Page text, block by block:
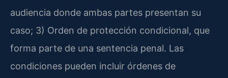
audiencia donde ambas partes presentan su
caso; 3) Orden de protección condicional, que
forma parte de una sentencia penal. Las
condiciones pueden incluir órdenes de